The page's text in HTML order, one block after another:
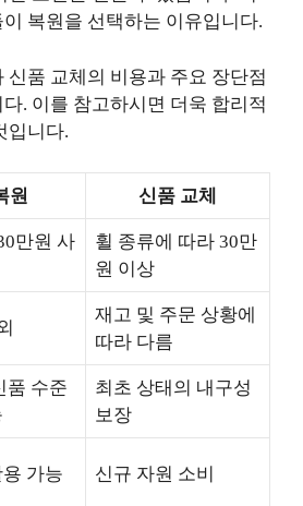
복원을 선택하는 이유입니다.
신품 교체의 비용과 주요 장단점
. 이를 참고하시면 더욱 합리적
입니다.
원 신품 교체
만원 사
휠 종류에 따라 30만
원 이상
재고 및 주문 상황에
따라 다름
품 수준
최초 상태의 내구성
보장
가능 신규 자원 소비